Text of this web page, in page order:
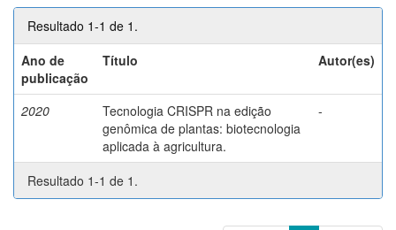
Resultado 1-1 de 1.
Ano de
publicação
Título Autor(es)
2020
Tecnologia CRISPR na edição
genômica de plantas: biotecnologia
aplicada à agricultura.
-
Resultado 1-1 de 1.